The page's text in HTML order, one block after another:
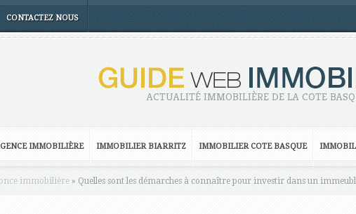
CONTACTEZ NOUS
ACTUALITÉ IMMOBILIÈRE DE LA COTE
IMMOBILIÈRE IMMOBILIER BIARRITZ IMMOBILIER COTE BASQUE
immobilière » Quelles sont les démarches à connaître pour investir dans un